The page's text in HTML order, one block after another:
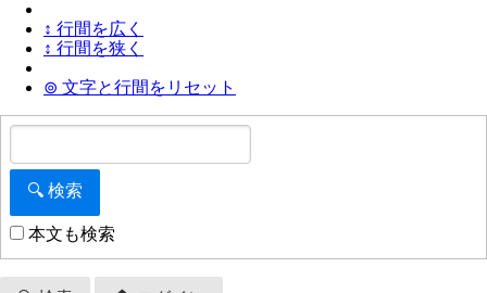
↕ 行間を広く
↕ 行間を狭く
⊚ 文字と行間をリセット
本文も検索